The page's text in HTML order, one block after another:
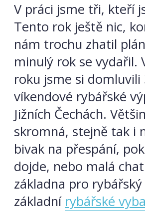
V práci jsme tři, kteří
Tento rok ještě nic,
nám trochu zhatil
minulý rok se vydařil.
roku jsme si domluvili
víkendové rybářské
Jižních Čechách.
skromná, stejně tak i
bivak na přespání,
dojde, nebo malá
základna pro rybářský
základní rybářské